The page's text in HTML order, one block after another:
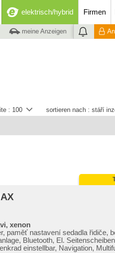
elektrisch/hybrid Firmen
meine Anzeigen
sortieren nach : stáří
: 100
xenon
paměť nastavení sedadla řidiče,
Bluetooth, El.
einstellbar, Navigation,